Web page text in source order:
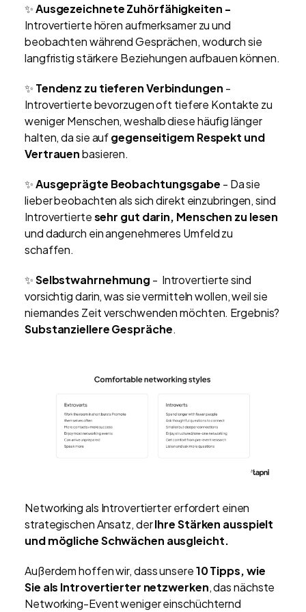
✨Ausgezeichnete Zuhörfähigkeiten -
Introvertierte hören aufmerksamer zu und
beobachten während Gesprächen, wodurch sie
langfristig stärkere Beziehungen aufbauen können.
✨ Tendenz zu tieferen Verbindungen -
Introvertierte bevorzugen oft tiefere Kontakte zu
weniger Menschen, weshalb diese häufig länger
halten, da sie aufgegenseitigem Respekt und
Vertrauenbasieren.
✨Ausgeprägte Beobachtungsgabe - Da sie
lieber beobachten als sich direkt einzubringen, sind
Introvertiertesehr gut darin, Menschen zu lesen
und dadurch ein angenehmeres Umfeld zu
schaffen.
✨Selbstwahrnehmung - Introvertierte sind
vorsichtig darin, was sie vermitteln wollen, weil sie
niemandes Zeit verschwenden möchten. Ergebnis?
Substanziellere Gespräche.
Networking als Introvertierter erfordert einen
strategischen Ansatz, derIhre Stärken ausspielt
und mögliche Schwächen ausgleicht.
Außerdem hoffen wir, dass unsere10 Tipps, wie
Sie als Introvertierter netzwerken, das nächste
Networking-Event weniger einschüchternd